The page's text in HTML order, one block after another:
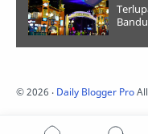
©2026 ‧ Daily Blogger Pro